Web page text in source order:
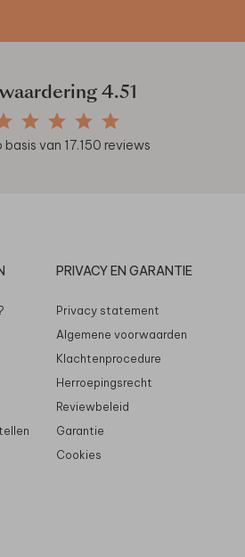
4.51
basis van 17.150 reviews
PRIVACY EN GARANTIE
Privacy statement
Algemene voorwaarden
Klachtenprocedure
Herroepingsrecht
Reviewbeleid
Garantie
Cookies